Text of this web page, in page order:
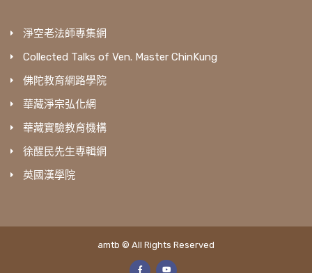
淨空老法師專集網
Collected Talks of Ven. Master ChinKung
佛陀教育網路學院
華藏淨宗弘化網
華藏實驗教育機構
徐醒民先生專輯網
英國漢學院
amtb © All Rights Reserved